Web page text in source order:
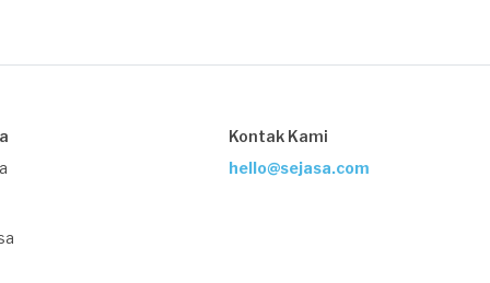
Kontak Kami
hello@sejasa.com